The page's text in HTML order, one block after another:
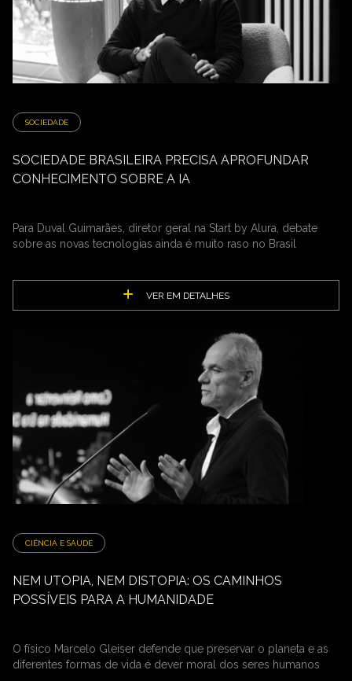
SOCIEDADE
SOCIEDADE BRASILEIRA PRECISA APROFUNDAR
CONHECIMENTO SOBRE A IA
Para Duval Guimarães, diretor geral na Start by Alura, debate
sobre as novas tecnologias ainda é muito raso no Brasil
VER EM DETALHES
CIÊNCIA E SAÚDE
NEM UTOPIA, NEM DISTOPIA: OS CAMINHOS
POSSÍVEIS PARA A HUMANIDADE
O físico Marcelo Gleiser defende que preservar o planeta e as
diferentes formas de vida é dever moral dos seres humanos